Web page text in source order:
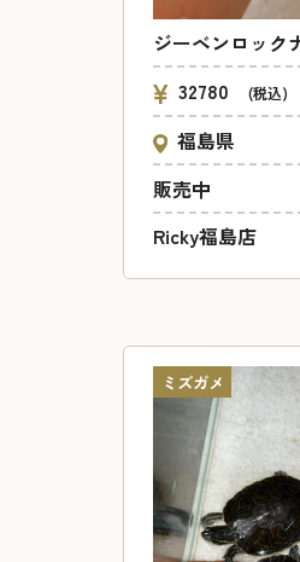
ジーベンロック
32780
(税込)
福島県
販売中
Ricky福島店
ミズガメ